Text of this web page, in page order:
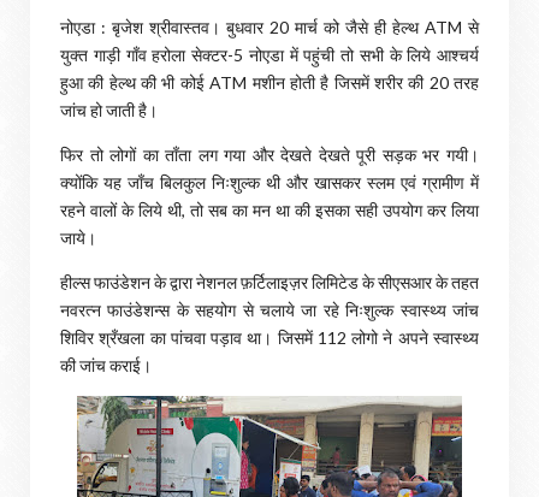
नोएडा : बृजेश श्रीवास्तव। बुधवार 20 मार्च को जैसे ही हेल्थ ATM से
युक्त गाड़ी गाँव हरोला सेक्टर-5 नोएडा में पहुंची तो सभी के लिये आश्चर्य
हुआ की हेल्थ की भी कोई ATM मशीन होती है जिसमें शरीर की 20 तरह
जांच हो जाती है।
फिर तो लोगों का ताँता लग गया और देखते देखते पूरी सड़क भर गयी।
क्योंकि यह जाँच बिलकुल निःशुल्क थी और खासकर स्लम एवं ग्रामीण में
रहने वालों के लिये थी, तो सब का मन था की इसका सही उपयोग कर लिया
जाये।
हील्स फाउंडेशन के द्वारा नेशनल फ़र्टिलाइज़र लिमिटेड के सीएसआर के तहत
नवरत्न फाउंडेशन्स के सहयोग से चलाये जा रहे निःशुल्क स्वास्थ्य जांच
शिविर श्रँखला का पांचवा पड़ाव था। जिसमें 112 लोगो ने अपने स्वास्थ्य
की जांच कराई।